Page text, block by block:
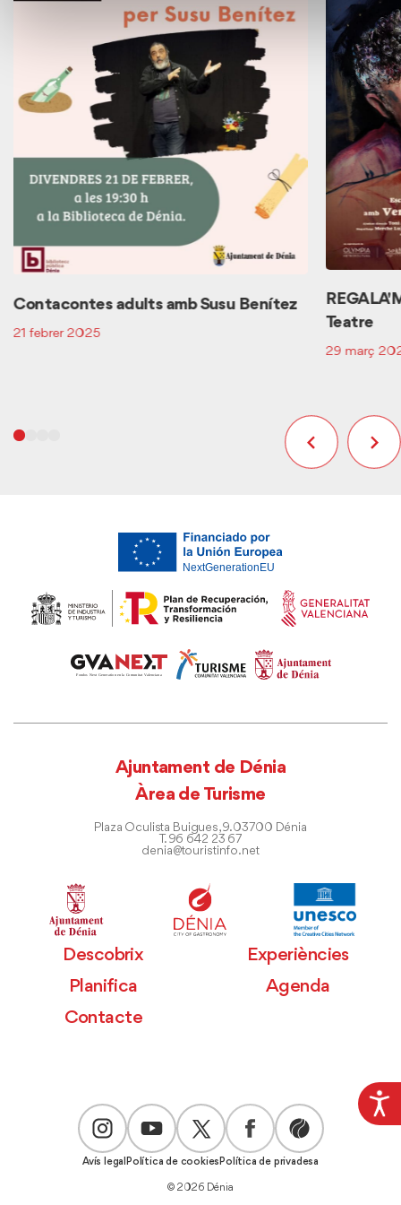
Contacontes adults amb Susu Benítez
21 febrer 2025
Teatre
29 març
Ajuntament de Dénia
Àrea de Turisme
Plaza Oculista Buigues, 9. 03700 Dénia
T. 96 642 23 67
denia@touristinfo.net
Descobrix
Experiències
Planifica
Agenda
Contacte
Avís legal Política de cookies Política de privadesa
© 2026 Dénia